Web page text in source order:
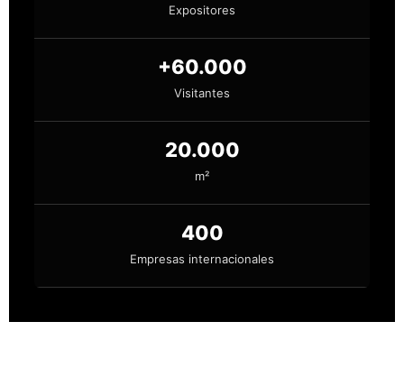
Expositores
+60.000
Visitantes
20.000
m²
400
Empresas internacionales